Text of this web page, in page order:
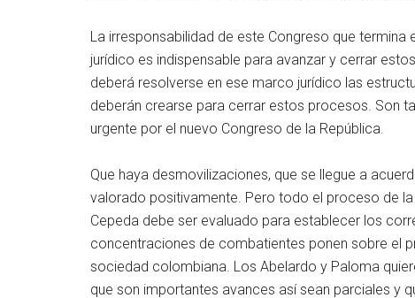
La irresponsabilidad de este Congreso que
jurídico es indispensable para avanzar y cerrar
deberá resolverse en ese marco jurídico las
deberán crearse para cerrar estos procesos. Son
urgente por el nuevo Congreso de la República.
Que haya desmovilizaciones, que se llegue a
valorado positivamente. Pero todo el proceso de
Cepeda debe ser evaluado para establecer los
concentraciones de combatientes ponen sobre el
sociedad colombiana. Los Abelardo y Paloma
que son importantes avances así sean parciales y